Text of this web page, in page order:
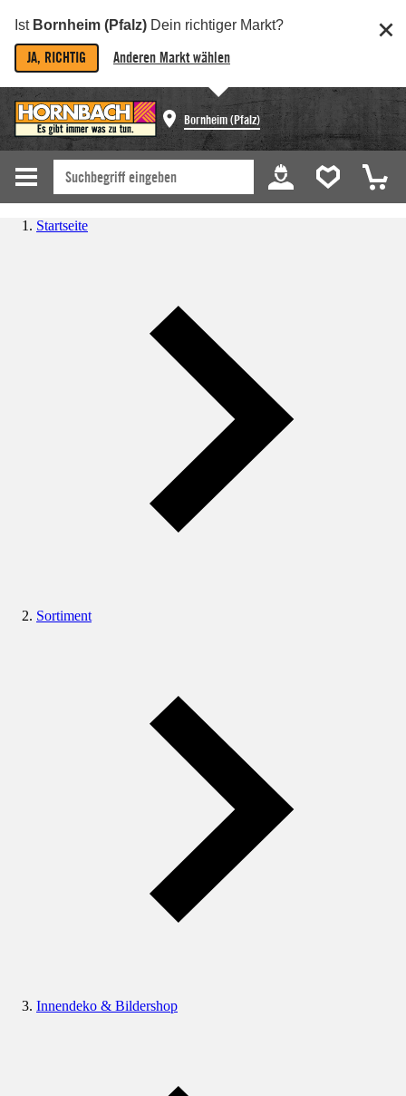
Ist Bornheim (Pfalz) Dein richtiger Markt?
JA, RICHTIG Anderen Markt wählen
Bornheim (Pfalz)
Startseite
Sortiment
Innendeko & Bildershop